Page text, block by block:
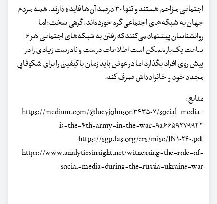
اجتماعی مزاحم هستند و تنها ۳۰ درصد آن‌ها فایده دارند. همه مردم
جهان به شبکه‌های اجتماعی گره خورده‌اند، گرهی سخت؛ اما
روانشناسان پیشنهاد می‌کنند که رفتن به شبکه‌های اجتماعی هر ۶
ساعت یک‌بار ممکن است اطلاعات درست و نادرست زیادی را در
پیش روی افراد بگذارد اما در عوض باید زمان با کیفیتی را برای شکوفایی
مجدد خود و خانواده‌اش صرف کند.
منابع:
https://medium.com/@lucyjohnson۳۴۳۵۰۷/social-media-
is-the-۴th-army-in-the-war-۹a۶۶۵۹۲۷۹۹۳۳
https://sgp.fas.org/crs/misc/IN۱۰۲۴۰.pdf
https://www.analyticsinsight.net/witnessing-the-role-of-
social-media-during-the-russia-ukraine-war